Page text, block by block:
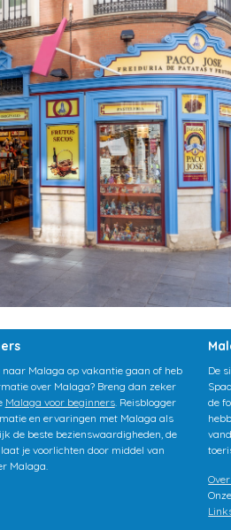
naar Malaga op vakantie gaan of heb
over Malaga? Breng dan zeker
Malaga voor beginners. Reisblogger
en ervaringen met Malaga als
de beste bezienswaardigheden, de
je voorlichten door middel van
Malaga.
De
de